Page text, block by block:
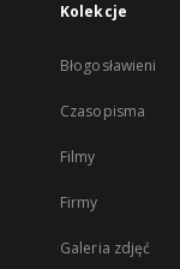
Kolekcje
Błogosławieni
Czasopisma
Filmy
Firmy
Galeria zdjęć